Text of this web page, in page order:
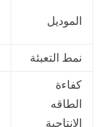
الموديل
نمط التعبئة
كفاءة
الطاقه
الانتاجية